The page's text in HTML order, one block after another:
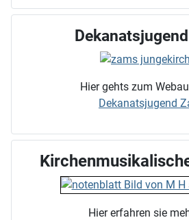
Hier gehts zum
Dekanatsjugend
Hier erfahren sie